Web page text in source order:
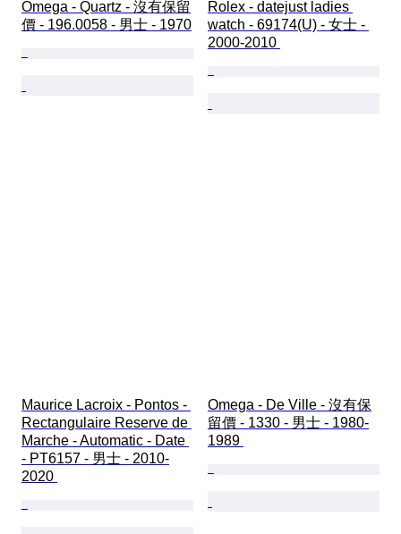
Omega - Quartz - 沒有保留
價 - 196.0058 - 男士 - 1970
Rolex - datejust ladies
watch - 69174(U) - 女士 -
2000-2010
Maurice Lacroix - Pontos -
Rectangulaire Reserve de
Marche - Automatic - Date
- PT6157 - 男士 - 2010-
2020
Omega - De Ville - 沒有保
留價 - 1330 - 男士 - 1980-
1989